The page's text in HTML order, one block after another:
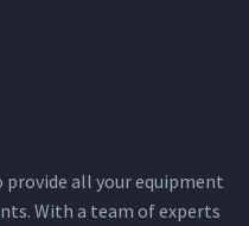
provide all your equipment
With a team of experts